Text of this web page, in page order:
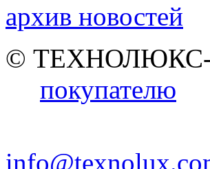
архив новостей
©
покупателю